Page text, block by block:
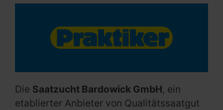
Die Saatzucht Bardowick GmbH, ein
etablierter Anbieter von Qualitätssaatgut